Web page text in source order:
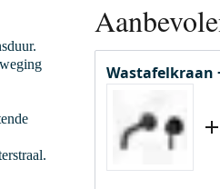
Wastafelkraan